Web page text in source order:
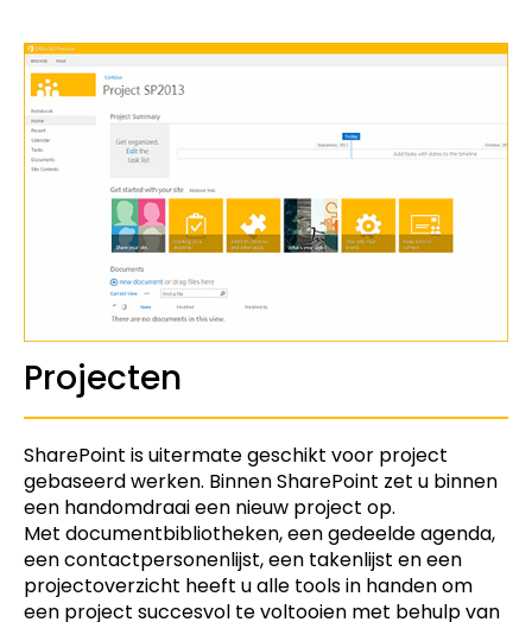
Projecten
SharePoint is uitermate geschikt voor project
gebaseerd werken. Binnen SharePoint zet u binnen
een handomdraai een nieuw project op.
Met documentbibliotheken, een gedeelde agenda,
een contactpersonenlijst, een takenlijst en een
projectoverzicht heeft u alle tools in handen om
een project succesvol te voltooien met behulp van